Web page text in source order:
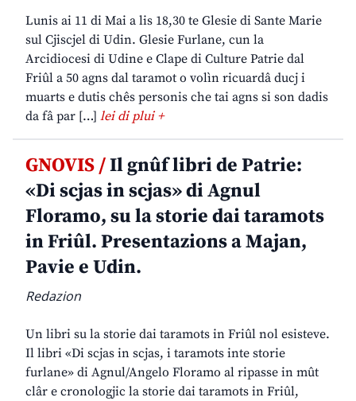
Lunis ai 11 di Mai a lis 18,30 te Glesie di Sante Marie
sul Cjiscjel di Udin. Glesie Furlane, cun la
Arcidiocesi di Udine e Clape di Culture Patrie dal
Friûl a 50 agns dal taramot o volìn ricuardâ ducj i
muarts e dutis chês personis che tai agns si son dadis
da fâ par […] lei di plui +
GNOVIS /Il gnûf libri de Patrie:
«Di scjas in scjas» di Agnul
Floramo, su la storie dai taramots
in Friûl. Presentazions a Majan,
Pavie e Udin.
Redazion
Un libri su la storie dai taramots in Friûl nol esisteve.
Il libri «Di scjas in scjas, i taramots inte storie
furlane» di Agnul/Angelo Floramo al ripasse in mût
clâr e cronologjic la storie dai taramots in Friûl,